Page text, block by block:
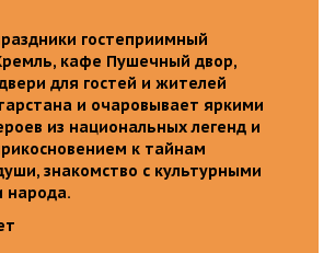
гостеприимный
кафе Пушечный двор,
для гостей и жителей
и очаровывает яркими
из национальных легенд и
к тайнам
знакомство с культурными
народа.